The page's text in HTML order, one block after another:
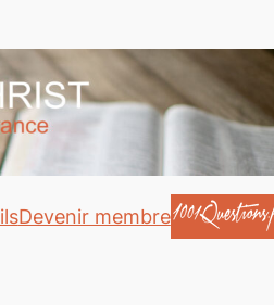
Devenir membre